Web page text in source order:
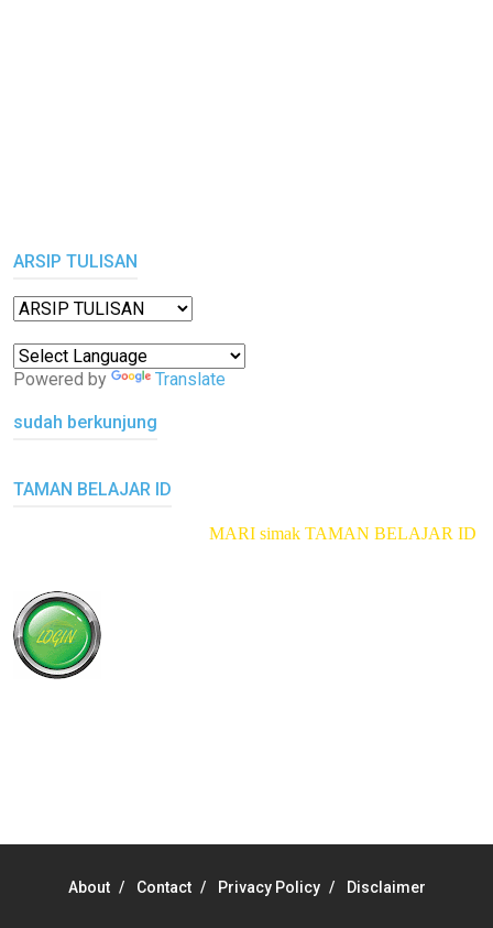
ARSIP TULISAN
Powered by Translate
sudah berkunjung
TAMAN BELAJAR ID
MARI simak TAMAN BELAJAR IDklik
About Contact Privacy Policy Disclaimer